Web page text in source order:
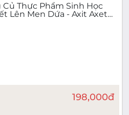
Thực Phẩm Sinh Học
Lên Men Dứa - Axit Axetic
2 chai/Combo 3
198,000đ